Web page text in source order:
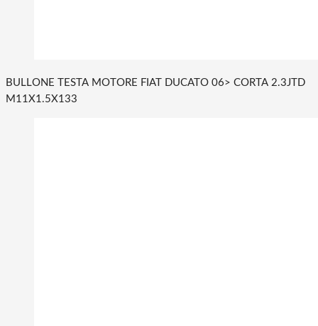
BULLONE TESTA MOTORE FIAT DUCATO 06> CORTA 2.3JTD
M11X1.5X133